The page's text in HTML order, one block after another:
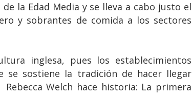
la Edad Media y se lleva a cabo justo el
y sobrantes de comida a los sectores
inglesa, pues los establecimientos
se sostiene la tradición de hacer llegar
Welch hace historia: La primera